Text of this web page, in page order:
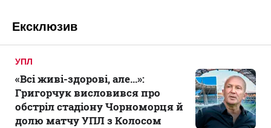
Ексклюзив
УПЛ
«Всі живі-здорові, але...»:
Григорчук висловився про
обстріл стадіону Чорноморця й
долю матчу УПЛ з Колосом